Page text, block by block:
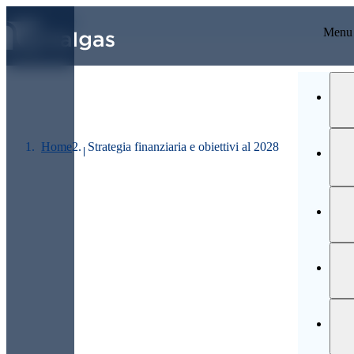
Ultimo prezzo
Menu
Home Strategia finanziaria e obiettivi al 2028